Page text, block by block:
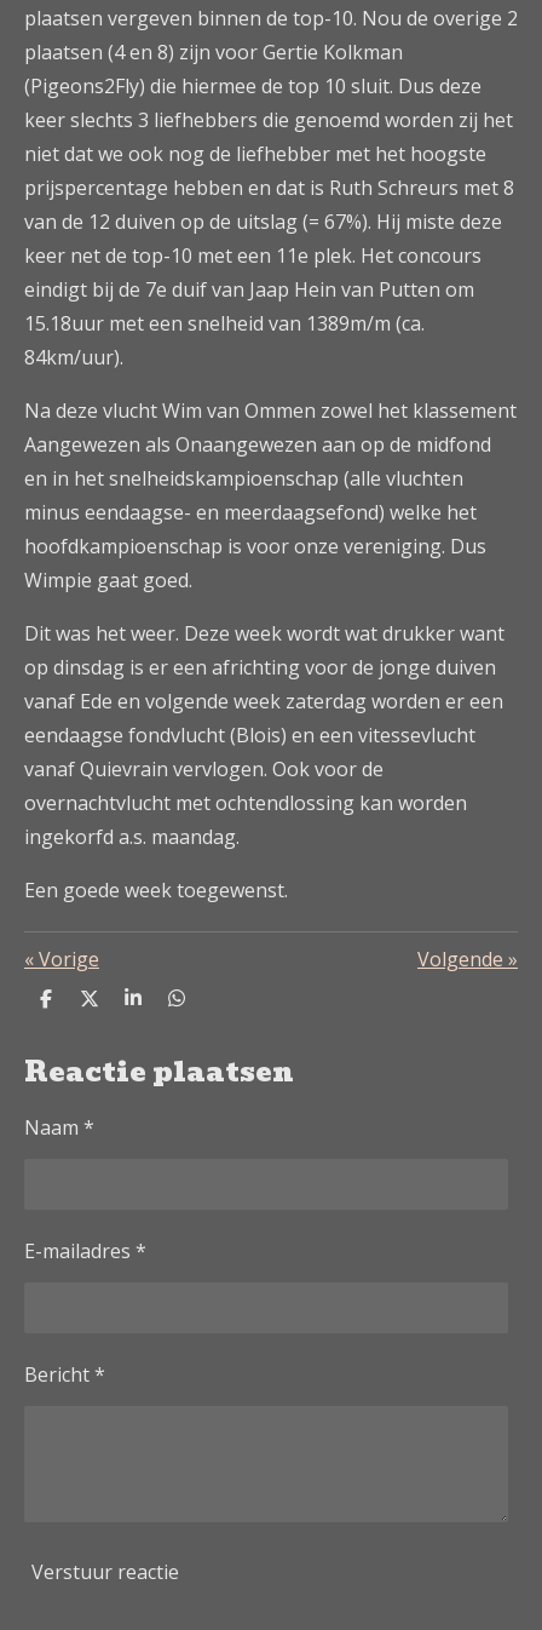
plaatsen vergeven binnen de top-10. Nou de overige 2
plaatsen (4 en 8) zijn voor Gertie Kolkman
(Pigeons2Fly) die hiermee de top 10 sluit. Dus deze
keer slechts 3 liefhebbers die genoemd worden zij het
niet dat we ook nog de liefhebber met het hoogste
prijspercentage hebben en dat is Ruth Schreurs met 8
van de 12 duiven op de uitslag (= 67%). Hij miste deze
keer net de top-10 met een 11e plek. Het concours
eindigt bij de 7e duif van Jaap Hein van Putten om
15.18uur met een snelheid van 1389m/m (ca.
84km/uur).
Na deze vlucht Wim van Ommen zowel het klassement
Aangewezen als Onaangewezen aan op de midfond
en in het snelheidskampioenschap (alle vluchten
minus eendaagse- en meerdaagsefond) welke het
hoofdkampioenschap is voor onze vereniging. Dus
Wimpie gaat goed.
Dit was het weer. Deze week wordt wat drukker want
op dinsdag is er een africhting voor de jonge duiven
vanaf Ede en volgende week zaterdag worden er een
eendaagse fondvlucht (Blois) en een vitessevlucht
vanaf Quievrain vervlogen. Ook voor de
overnachtvlucht met ochtendlossing kan worden
ingekorfd a.s. maandag.
Een goede week toegewenst.
«Vorige Volgende »
D
e
n
D
l
S
r
e
D
e
n
Reactie plaatsen
Naam *
E-mailadres *
Bericht *
Verstuur reactie